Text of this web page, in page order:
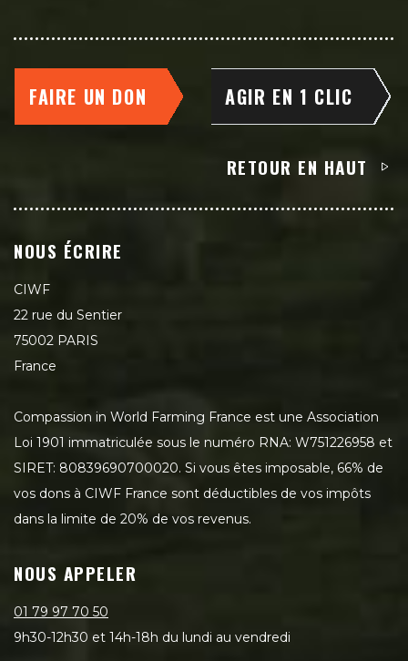
FAIRE UN DON AGIR EN 1 CLIC
RETOUR EN HAUT
NOUS ÉCRIRE
CIWF
22 rue du Sentier
75002 PARIS
France
Compassion in World Farming France est une Association
Loi 1901 immatriculée sous le numéro RNA: W751226958 et
SIRET: 80839690700020. Si vous êtes imposable, 66% de
vos dons à CIWF France sont déductibles de vos impôts
dans la limite de 20% de vos revenus.
NOUS APPELER
01 79 97 70 50
9h30-12h30 et 14h-18h du lundi au vendredi